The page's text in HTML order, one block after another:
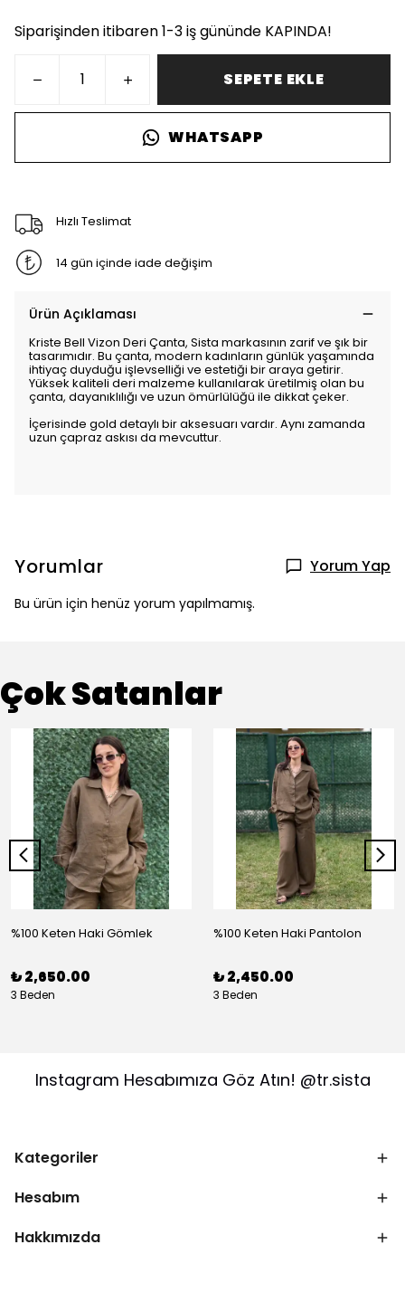
Siparişinden itibaren 1-3 iş gününde KAPINDA!
SEPETE EKLE
WHATSAPP
Hızlı Teslimat
14 gün içinde iade değişim
Ürün Açıklaması
Kriste Bell Vizon Deri Çanta, Sista markasının zarif ve şık bir
tasarımıdır. Bu çanta, modern kadınların günlük yaşamında
ihtiyaç duyduğu işlevselliği ve estetiği bir araya getirir.
Yüksek kaliteli deri malzeme kullanılarak üretilmiş olan bu
çanta, dayanıklılığı ve uzun ömürlülüğü ile dikkat çeker.
İçerisinde gold detaylı bir aksesuarı vardır. Aynı zamanda
uzun çapraz askısı da mevcuttur.
Yorumlar Yorum Yap
Bu ürün için henüz yorum yapılmamış.
Çok Satanlar
%100 Keten Haki Gömlek
₺ 2,650.00
3 Beden
%100 Keten Haki Pantolon
₺ 2,450.00
3 Beden
Instagram Hesabımıza Göz Atın! @tr.sista
Kategoriler
Hesabım
Hakkımızda